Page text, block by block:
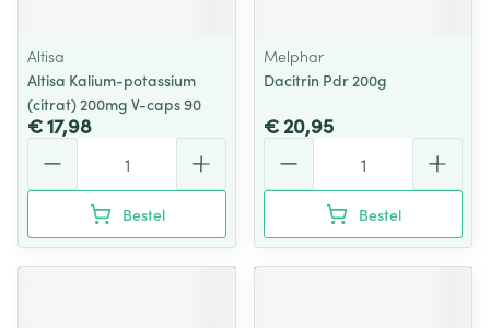
Altisa
Altisa Kalium-potassium
(citrat) 200mg V-caps 90
€ 17,98
Bestel
Melphar
Dacitrin Pdr 200g
€ 20,95
Bestel